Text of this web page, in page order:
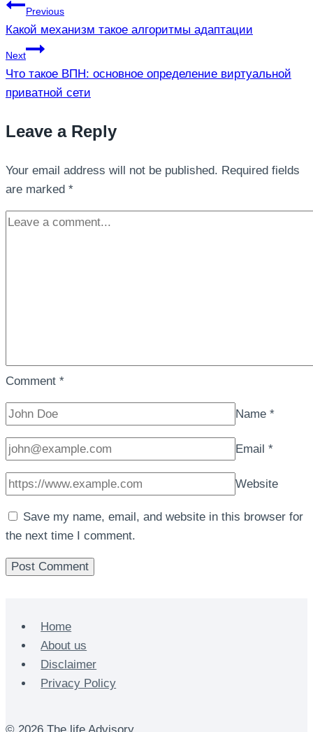
Previous
Какой механизм такое алгоритмы адаптации
Next
Что такое ВПН: основное определение виртуальной
приватной сети
Leave a Reply
Your email address will not be published. Required fields
are marked *
Comment *
Name *
Email *
Website
Save my name, email, and website in this browser for
the next time I comment.
Home
About us
Disclaimer
Privacy Policy
© 2026 The life Advisory